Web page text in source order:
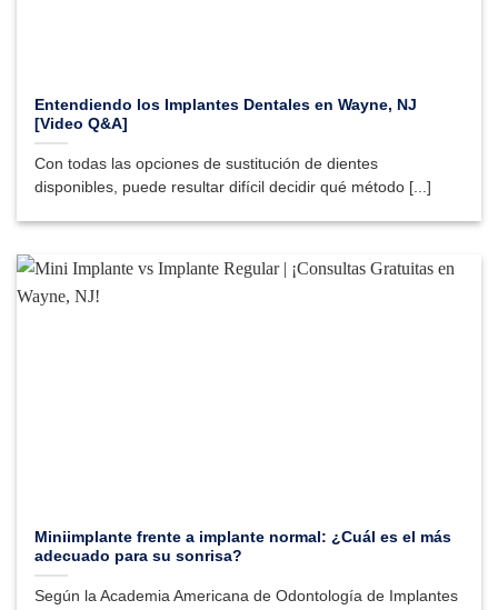
Entendiendo los Implantes Dentales en Wayne, NJ
[Video Q&A]
Con todas las opciones de sustitución de dientes
disponibles, puede resultar difícil decidir qué método [...]
Miniimplante frente a implante normal: ¿Cuál es el más
adecuado para su sonrisa?
Según la Academia Americana de Odontología de Implantes